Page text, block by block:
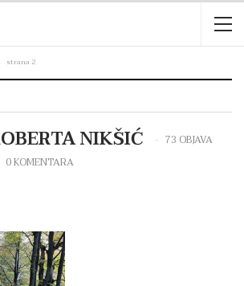
strana 2
NIKŠIĆ
73 OBJAVA
0 KOMENTARA